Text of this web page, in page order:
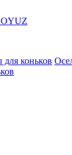
для коньков